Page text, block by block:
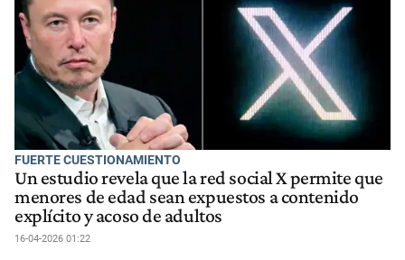
FUERTE CUESTIONAMIENTO
Un estudio revela que la red social X permite que
menores de edad sean expuestos a contenido
explícito y acoso de adultos
16-04-2026 01:22